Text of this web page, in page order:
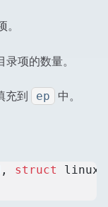
项的数量。
充到
ep
中。
, struct